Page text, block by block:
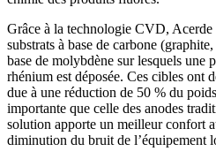
Grâce à la technologie CVD, Acerde
substrats à base de carbone
base de molybdène sur lesquels une
rhénium est déposée. Ces cibles ont
due à une réduction de 50 % du
importante que celle des anodes
solution apporte un meilleur confort
diminution du bruit de l’équipement